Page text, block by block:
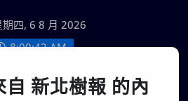
期四, 6 8 月 2026
8:00:44 AM
自 新北樹報 的內